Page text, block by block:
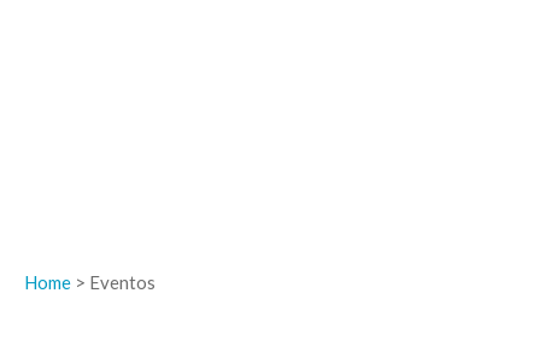
Home > Eventos